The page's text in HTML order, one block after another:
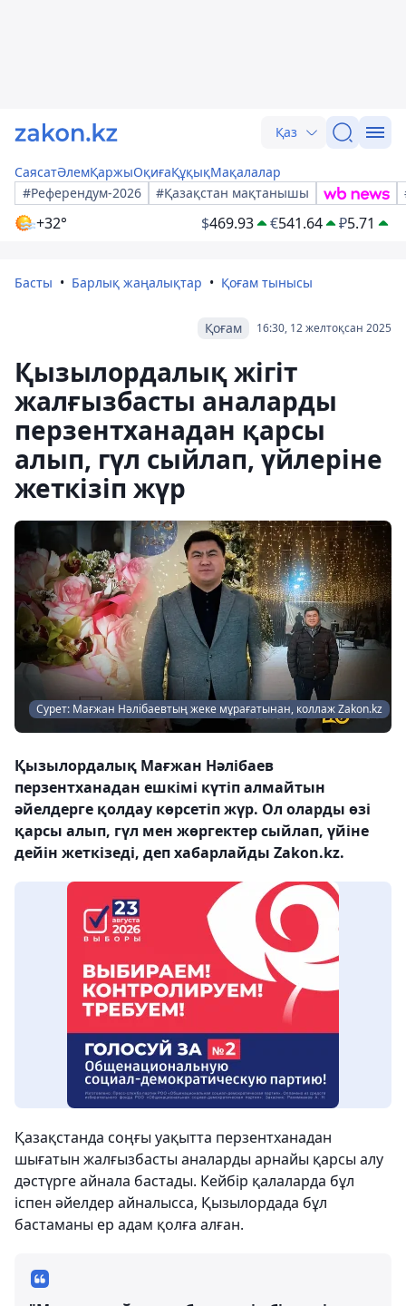
Қаз
СаясатӘлемҚаржыОқиғаҚұқықМақалалар
#Референдум-2026
#Қазақстан мақтанышы
+32° $469.93 €541.64 ₽5.71
Басты Барлық жаңалықтар Қоғам тынысы
16:30, 12 желтоқсан 2025
Қоғам
Қызылордалық жігіт
жалғызбасты аналарды
перзентханадан қарсы
алып, гүл сыйлап, үйлеріне
жеткізіп жүр
Сурет: Мағжан Нәлібаевтың жеке мұрағатынан, коллаж Zakon.kz
Қызылордалық Мағжан Нәлібаев
перзентханадан ешкімі күтіп алмайтын
әйелдерге қолдау көрсетіп жүр. Ол оларды өзі
қарсы алып, гүл мен жөргектер сыйлап, үйіне
дейін жеткізеді, деп хабарлайды Zakon.kz.
Қазақстанда соңғы уақытта перзентханадан
шығатын жалғызбасты аналарды арнайы қарсы алу
дәстүрге айнала бастады. Кейбір қалаларда бұл
іспен әйелдер айналысса, Қызылордада бұл
бастаманы ер адам қолға алған.